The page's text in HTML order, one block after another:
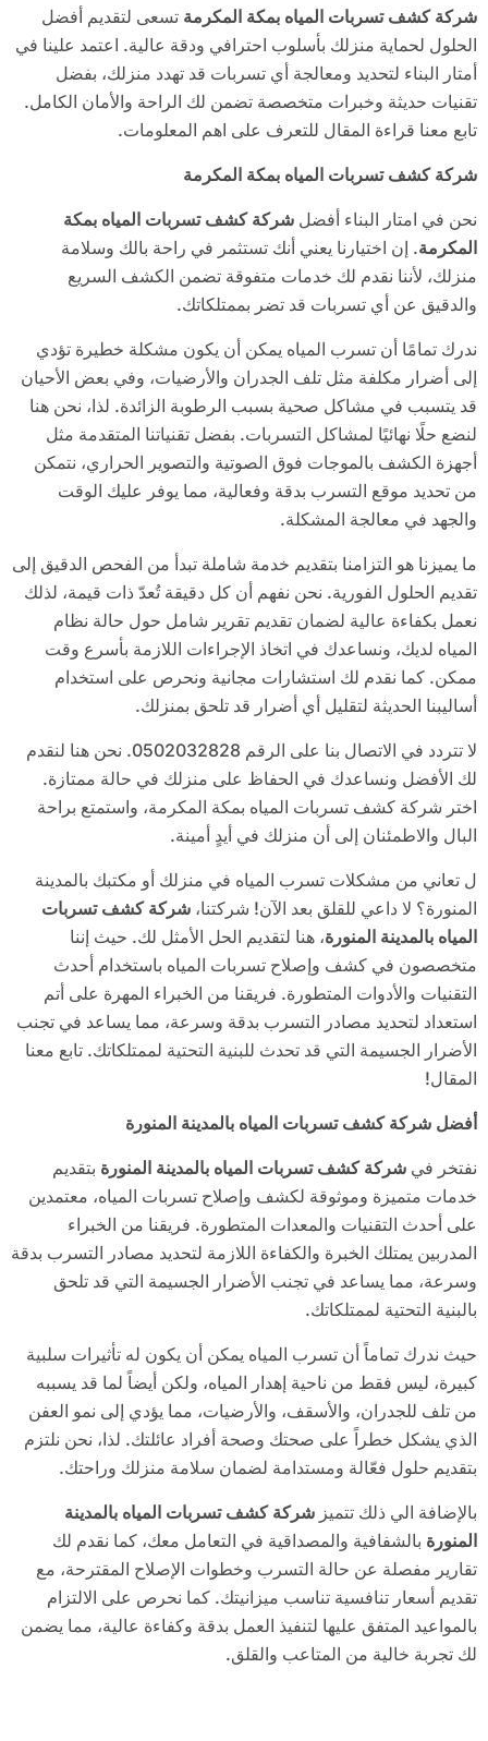
شركة كشف تسربات المياه بمكة المكرمة تسعى لتقديم أفضل
الحلول لحماية منزلك بأسلوب احترافي ودقة عالية. اعتمد علينا في
أمتار البناء لتحديد ومعالجة أي تسربات قد تهدد منزلك، بفضل
تقنيات حديثة وخبرات متخصصة تضمن لك الراحة والأمان الكامل.
تابع معنا قراءة المقال للتعرف على اهم المعلومات.
شركة كشف تسربات المياه بمكة المكرمة
نحن في امتار البناء أفضل شركة كشف تسربات المياه بمكة
المكرمة. إن اختيارنا يعني أنك تستثمر في راحة بالك وسلامة
منزلك، لأننا نقدم لك خدمات متفوقة تضمن الكشف السريع
والدقيق عن أي تسربات قد تضر بممتلكاتك.
ندرك تمامًا أن تسرب المياه يمكن أن يكون مشكلة خطيرة تؤدي
إلى أضرار مكلفة مثل تلف الجدران والأرضيات، وفي بعض الأحيان
قد يتسبب في مشاكل صحية بسبب الرطوبة الزائدة. لذا، نحن هنا
لنضع حلًا نهائيًا لمشاكل التسربات. بفضل تقنياتنا المتقدمة مثل
أجهزة الكشف بالموجات فوق الصوتية والتصوير الحراري، نتمكن
من تحديد موقع التسرب بدقة وفعالية، مما يوفر عليك الوقت
والجهد في معالجة المشكلة.
ما يميزنا هو التزامنا بتقديم خدمة شاملة تبدأ من الفحص الدقيق إلى
تقديم الحلول الفورية. نحن نفهم أن كل دقيقة تُعدّ ذات قيمة، لذلك
نعمل بكفاءة عالية لضمان تقديم تقرير شامل حول حالة نظام
المياه لديك، ونساعدك في اتخاذ الإجراءات اللازمة بأسرع وقت
ممكن. كما نقدم لك استشارات مجانية ونحرص على استخدام
أساليبنا الحديثة لتقليل أي أضرار قد تلحق بمنزلك.
لا تتردد في الاتصال بنا على الرقم 0502032828. نحن هنا لنقدم
لك الأفضل ونساعدك في الحفاظ على منزلك في حالة ممتازة.
اختر شركة كشف تسربات المياه بمكة المكرمة، واستمتع براحة
البال والاطمئنان إلى أن منزلك في أيدٍ أمينة.
ل تعاني من مشكلات تسرب المياه في منزلك أو مكتبك بالمدينة
المنورة؟ لا داعي للقلق بعد الآن! شركتنا، شركة كشف تسربات
المياه بالمدينة المنورة، هنا لتقديم الحل الأمثل لك. حيث إننا
متخصصون في كشف وإصلاح تسربات المياه باستخدام أحدث
التقنيات والأدوات المتطورة. فريقنا من الخبراء المهرة على أتم
استعداد لتحديد مصادر التسرب بدقة وسرعة، مما يساعد في تجنب
الأضرار الجسيمة التي قد تحدث للبنية التحتية لممتلكاتك. تابع معنا
المقال!
أفضل شركة كشف تسربات المياه بالمدينة المنورة
نفتخر في شركة كشف تسربات المياه بالمدينة المنورة بتقديم
خدمات متميزة وموثوقة لكشف وإصلاح تسربات المياه، معتمدين
على أحدث التقنيات والمعدات المتطورة. فريقنا من الخبراء
المدربين يمتلك الخبرة والكفاءة اللازمة لتحديد مصادر التسرب بدقة
وسرعة، مما يساعد في تجنب الأضرار الجسيمة التي قد تلحق
بالبنية التحتية لممتلكاتك.
حيث ندرك تماماً أن تسرب المياه يمكن أن يكون له تأثيرات سلبية
كبيرة، ليس فقط من ناحية إهدار المياه، ولكن أيضاً لما قد يسببه
من تلف للجدران، والأسقف، والأرضيات، مما يؤدي إلى نمو العفن
الذي يشكل خطراً على صحتك وصحة أفراد عائلتك. لذا، نحن نلتزم
بتقديم حلول فعّالة ومستدامة لضمان سلامة منزلك وراحتك.
بالإضافة الي ذلك تتميز شركة كشف تسربات المياه بالمدينة
المنورة بالشفافية والمصداقية في التعامل معك، كما نقدم لك
تقارير مفصلة عن حالة التسرب وخطوات الإصلاح المقترحة، مع
تقديم أسعار تنافسية تناسب ميزانيتك. كما نحرص على الالتزام
بالمواعيد المتفق عليها لتنفيذ العمل بدقة وكفاءة عالية، مما يضمن
لك تجربة خالية من المتاعب والقلق.